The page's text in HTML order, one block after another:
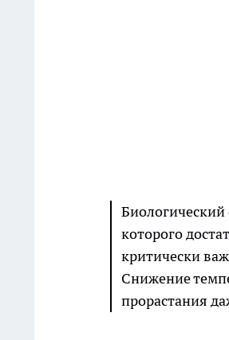
Биологический
которого
критически
Снижение
прорастания